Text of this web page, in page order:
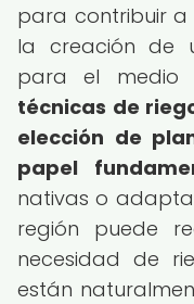
para contribuir
la creación de
para el medio
técnicas de
elección de
papel
nativas o
región puede
necesidad de
están